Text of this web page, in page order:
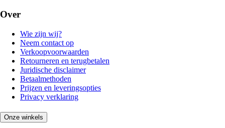
Over
Wie zijn wij?
Neem contact op
Verkoopvoorwaarden
Retourneren en terugbetalen
Juridische disclaimer
Betaalmethoden
Prijzen en leveringsopties
Privacy verklaring
Onze winkels